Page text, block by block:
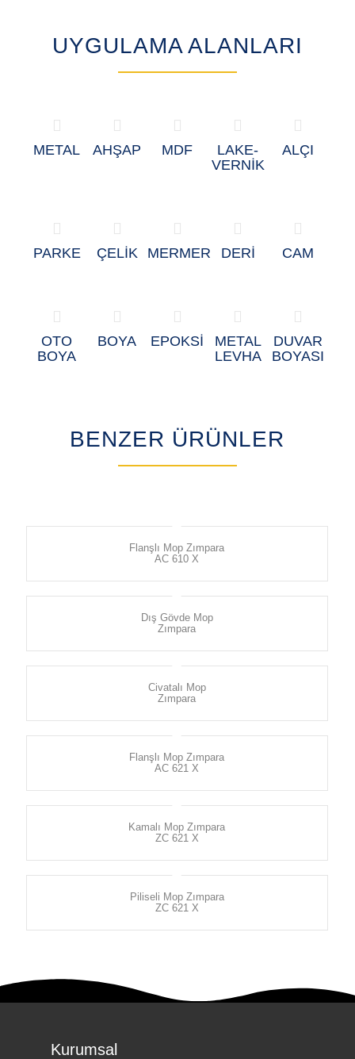
UYGULAMA ALANLARI
METAL AHŞAP MDF
LAKE-
VERNİK
ALÇI
PARKE ÇELİK MERMER DERİ CAM
OTO
BOYA
BOYA EPOKSİ
METAL
LEVHA
DUVAR
BOYASI
BENZER ÜRÜNLER
Flanşlı Mop Zımpara
AC 610 X
Dış Gövde Mop
Zımpara
Civatalı Mop
Zımpara
Flanşlı Mop Zımpara
AC 621 X
Kamalı Mop Zımpara
ZC 621 X
Piliseli Mop Zımpara
ZC 621 X
Kurumsal